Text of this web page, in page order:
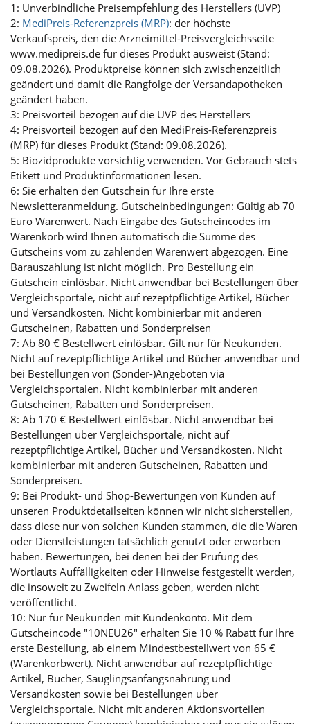
1: Unverbindliche Preisempfehlung des Herstellers (UVP)
2: MediPreis-Referenzpreis (MRP): der höchste
Verkaufspreis, den die Arzneimittel-Preisvergleichsseite
www.medipreis.de für dieses Produkt ausweist (Stand:
09.08.2026). Produktpreise können sich zwischenzeitlich
geändert und damit die Rangfolge der Versandapotheken
geändert haben.
3: Preisvorteil bezogen auf die UVP des Herstellers
4: Preisvorteil bezogen auf den MediPreis-Referenzpreis
(MRP) für dieses Produkt (Stand: 09.08.2026).
5: Biozidprodukte vorsichtig verwenden. Vor Gebrauch stets
Etikett und Produktinformationen lesen.
6: Sie erhalten den Gutschein für Ihre erste
Newsletteranmeldung. Gutscheinbedingungen: Gültig ab 70
Euro Warenwert. Nach Eingabe des Gutscheincodes im
Warenkorb wird Ihnen automatisch die Summe des
Gutscheins vom zu zahlenden Warenwert abgezogen. Eine
Barauszahlung ist nicht möglich. Pro Bestellung ein
Gutschein einlösbar. Nicht anwendbar bei Bestellungen über
Vergleichsportale, nicht auf rezeptpflichtige Artikel, Bücher
und Versandkosten. Nicht kombinierbar mit anderen
Gutscheinen, Rabatten und Sonderpreisen
7: Ab 80 € Bestellwert einlösbar. Gilt nur für Neukunden.
Nicht auf rezeptpflichtige Artikel und Bücher anwendbar und
bei Bestellungen von (Sonder-)Angeboten via
Vergleichsportalen. Nicht kombinierbar mit anderen
Gutscheinen, Rabatten und Sonderpreisen.
8: Ab 170 € Bestellwert einlösbar. Nicht anwendbar bei
Bestellungen über Vergleichsportale, nicht auf
rezeptpflichtige Artikel, Bücher und Versandkosten. Nicht
kombinierbar mit anderen Gutscheinen, Rabatten und
Sonderpreisen.
9: Bei Produkt- und Shop-Bewertungen von Kunden auf
unseren Produktdetailseiten können wir nicht sicherstellen,
dass diese nur von solchen Kunden stammen, die die Waren
oder Dienstleistungen tatsächlich genutzt oder erworben
haben. Bewertungen, bei denen bei der Prüfung des
Wortlauts Auffälligkeiten oder Hinweise festgestellt werden,
die insoweit zu Zweifeln Anlass geben, werden nicht
veröffentlicht.
10: Nur für Neukunden mit Kundenkonto. Mit dem
Gutscheincode "10NEU26" erhalten Sie 10 % Rabatt für Ihre
erste Bestellung, ab einem Mindestbestellwert von 65 €
(Warenkorbwert). Nicht anwendbar auf rezeptpflichtige
Artikel, Bücher, Säuglingsanfangsnahrung und
Versandkosten sowie bei Bestellungen über
Vergleichsportale. Nicht mit anderen Aktionsvorteilen